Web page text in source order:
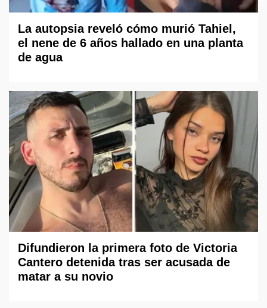
La autopsia reveló cómo murió Tahiel,
el nene de 6 años hallado en una planta
de agua
Difundieron la primera foto de Victoria
Cantero detenida tras ser acusada de
matar a su novio